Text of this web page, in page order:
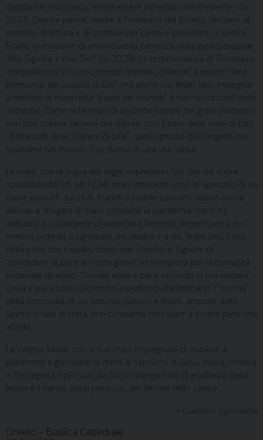
mettila nel mio fianco; e non essere incredulo, ma credente” (
Gv
20,27). Queste parole, rivolte a Tommaso dal Risorto, lasciano al
metodo di lettura e di scrittura per ciechi e ipovedenti, il codice
Braille, la missione di annunciare la pienezza della gioia pasquale:
“Mio Signore e mio Dio!” (
Gv
20,28). La testimonianza di Tommaso
interpella non solo noi, ministri ordinati, chiamati a essere “servi
premurosi del popolo di Dio”, ma anche voi, fedeli laici, impegnati
a mettere le mani nella “pasta del mondo” e non nei cassetti delle
sacrestie. Come nelle mani di un prete l’odore dei grani d’incenso
non può coprire l’aroma del crisma, così il cavo delle mani di tutti
i battezzati deve “sapere di sale”, quello grosso del Vangelo, per
spandere nel mondo “il profumo di una vita santa”.
Le mani, con la lingua dei segni, esprimono “ciò che dal cuore
sovrabbonda” (cf.
Mt
12,34): mani innocenti sono lo specchio di un
cuore puro (cf.
24,4). Fratelli e sorelle carissimi, siamo ormai
allenati a sfregare le mani, complice la pandemia che ci ha
abituato a cospargerle di amuchina, facendo dimenticare a noi,
ministri ordinati, il significato del lavabo e a voi, fedeli laici, il rito
della pace con il quale, dopo aver chiesto al Signore di
“concedere la pace ai nostri giorni”, lo si implora per la comunità
ecclesiale dicendo: “Donale unità e pace secondo la tua volontà”.
Unità e pace sono olio misto a profumo che formano il “crisma”
della concordia, di cui tutti noi, pastori e fedeli, ampolle dello
Spirito in vasi di creta, non possiamo rinunciare a essere pieni fino
all’orlo.
La Vergine Maria, con le sue mani impregnate di stupore a
Betlemme e grondanti di mirra al sepolcro di Gesù, indica, mostra
e consegna il Figlio suo; da Lui ci ottenga l’olio di esultanza della
letizia e il nardo, assai prezioso, del fervore dello spirito.
+ Gualtiero Sigismondi
Orvieto – Basilica Cattedrale